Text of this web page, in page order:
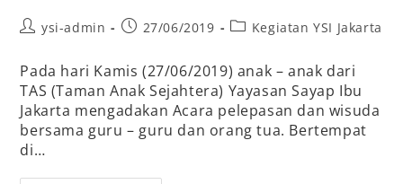
ysi-admin 27/06/2019 Kegiatan YSI Jakarta
Pada hari Kamis (27/06/2019) anak – anak dari
TAS (Taman Anak Sejahtera) Yayasan Sayap Ibu
Jakarta mengadakan Acara pelepasan dan wisuda
bersama guru – guru dan orang tua. Bertempat
di…